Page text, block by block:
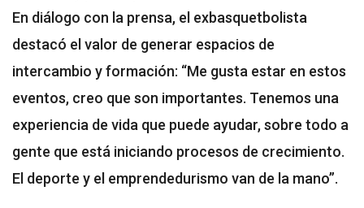
En diálogo con la prensa, el exbasquetbolista
destacó el valor de generar espacios de
intercambio y formación: “Me gusta estar en estos
eventos, creo que son importantes. Tenemos una
experiencia de vida que puede ayudar, sobre todo a
gente que está iniciando procesos de crecimiento.
El deporte y el emprendedurismo van de la mano”.